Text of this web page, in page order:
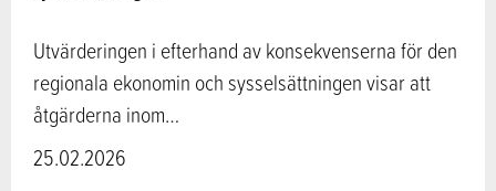
Utvärderingen i efterhand av konsekvenserna för den
regionala ekonomin och sysselsättningen visar att
åtgärderna inom…
25.02.2026